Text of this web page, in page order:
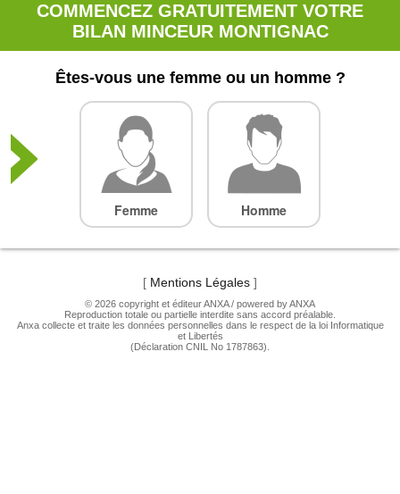
COMMENCEZ GRATUITEMENT VOTRE
BILAN MINCEUR MONTIGNAC
Êtes-vous une femme ou un homme ?
Femme Homme
[ Mentions Légales ]
© 2026 copyright et éditeur ANXA / powered by ANXA
Reproduction totale ou partielle interdite sans accord préalable.
Anxa collecte et traite les données personnelles dans le respect de la loi Informatique
et Libertés
(Déclaration CNIL No 1787863).